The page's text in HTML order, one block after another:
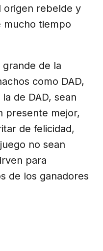
origen rebelde y
mucho tiempo
grande de la
como DAD,
de DAD, sean
presente mejor,
de felicidad,
no sean
para
de los ganadores